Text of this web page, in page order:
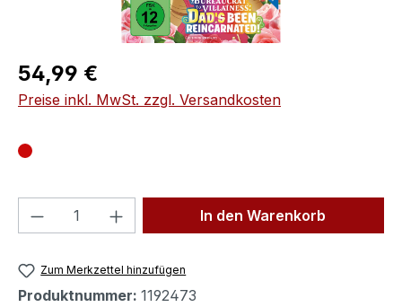
Regulärer Preis:
54,99 €
Preise inkl. MwSt. zzgl. Versandkosten
Produkt Anzahl: Gib denIn den Warenkorb
Zum Merkzettel hinzufügen
Produktnummer: 1192473